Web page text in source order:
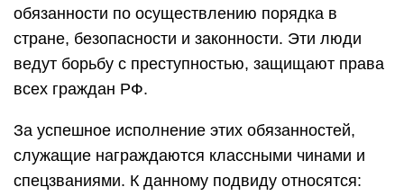
обязанности по осуществлению порядка в
стране, безопасности и законности. Эти люди
ведут борьбу с преступностью, защищают права
всех граждан РФ.
За успешное исполнение этих обязанностей,
служащие награждаются классными чинами и
спецзваниями. К данному подвиду относятся: